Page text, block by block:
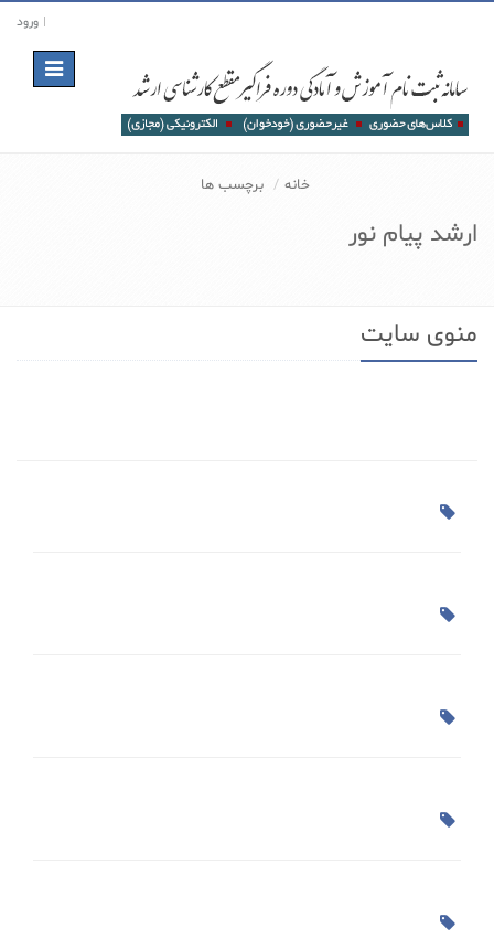
ورود
Toggle
navigation
خانه برچسب ها
ارشد پیام نور
منوی سایت